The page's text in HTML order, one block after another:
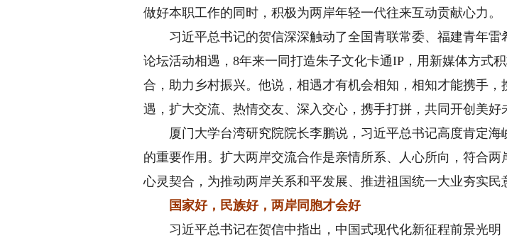
做好本职工作的同时，积极为两岸年轻一代往来互动贡献心力。
习近平总书记的贺信深深触动了全国青联常委、福建青年雷
论坛活动相遇，8年来一同打造朱子文化卡通IP，用新媒体方式
合，助力乡村振兴。他说，相遇才有机会相知，相知才能携手
遇，扩大交流、热情交友、深入交心，携手打拼，共同开创美好
厦门大学台湾研究院院长李鹏说，习近平总书记高度肯定海
的重要作用。扩大两岸交流合作是亲情所系、人心所向，符合
心灵契合，为推动两岸关系和平发展、推进祖国统一大业夯实民
国家好，民族好，两岸同胞才会好
习近平总书记在贺信中指出，中国式现代化新征程前景光明